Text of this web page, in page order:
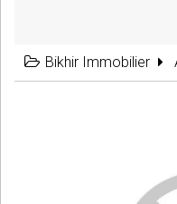
Bikhir Immobilier